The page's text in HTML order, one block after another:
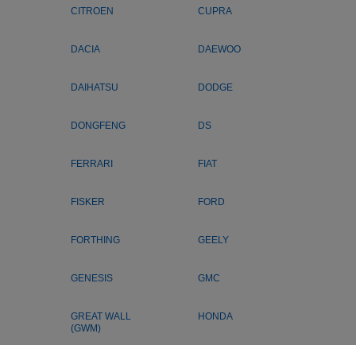
CITROEN CUPRA
DACIA DAEWOO
DAIHATSU DODGE
DONGFENG DS
FERRARI FIAT
FISKER FORD
FORTHING GEELY
GENESIS GMC
GREAT WALL
(GWM)
HONDA